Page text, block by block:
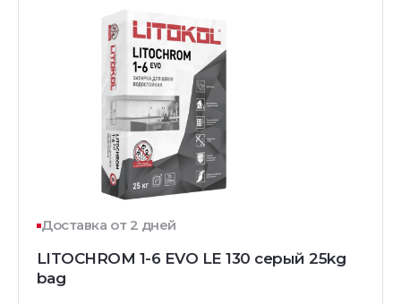
Доставка от 2 дней
LITOCHROM 1-6 EVO LE 130 серый 25kg
bag